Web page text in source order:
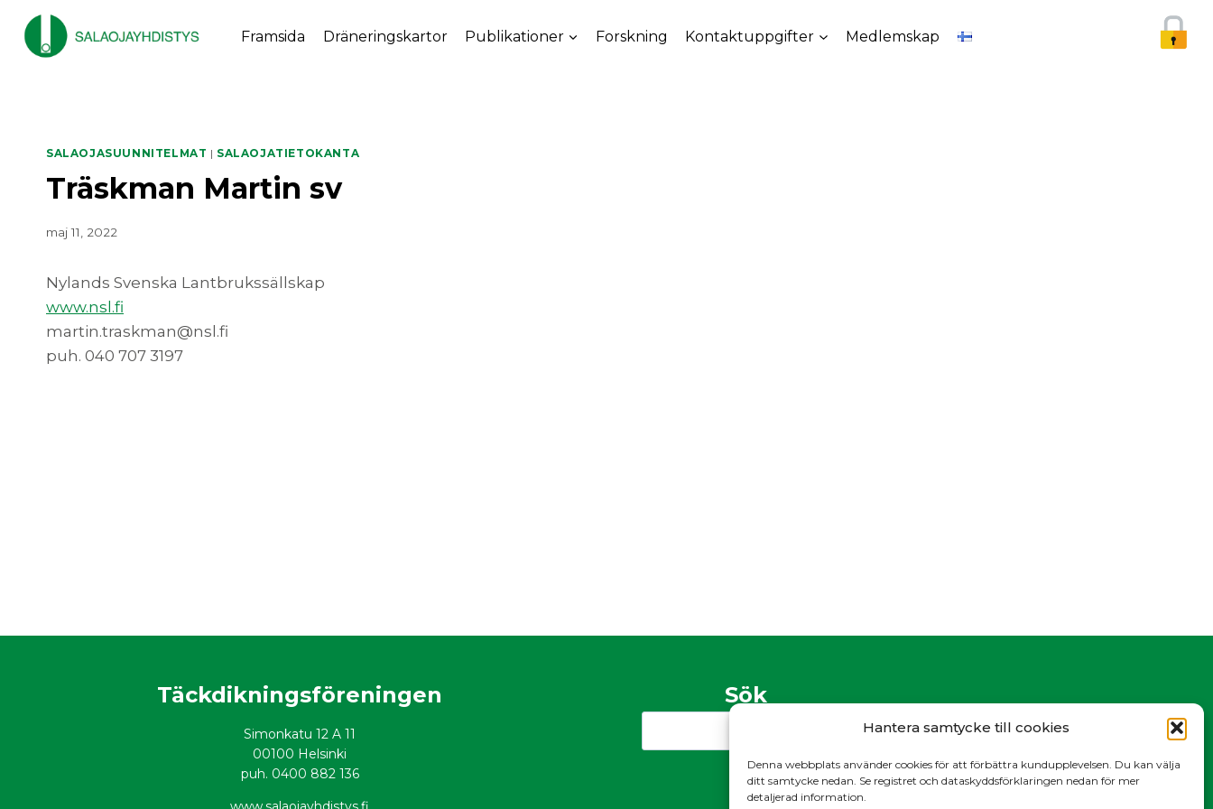
Hantera samtycke till cookies
Denna webbplats använder cookies för att förbättra kundupplevelsen. Du kan välja
ditt samtycke nedan. Se registret och dataskyddsförklaringen nedan för mer
detaljerad information.
content
Framsida Dräneringskartor Publikationer Forskning Kontaktuppgifter Medlemskap
SALAOJASUUNNITELMAT | SALAOJATIETOKANTA
Träskman Martin sv
maj 11, 2022
Nylands Svenska Lantbrukssällskap
www.nsl.fi
martin.traskman@nsl.fi
puh. 040 707 3197
Täckdikningsföreningen
Simonkatu 12 A 11
00100 Helsinki
puh. 0400 882 136
Sök